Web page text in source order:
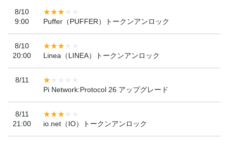
8/10
9:00
Puffer（PUFFER）トークンアンロック
8/10
20:00
Linea（LINEA）トークンアンロック
8/11
Pi Network:Protocol 26 アップグレード
8/11
21:00
io.net（IO）トークンアンロック